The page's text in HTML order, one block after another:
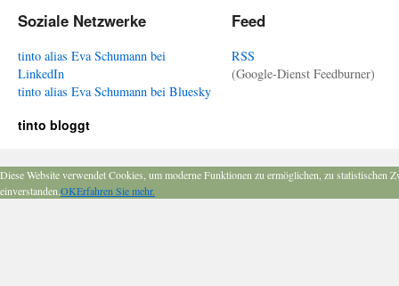
Soziale Netzwerke
tinto alias Eva Schumann bei
LinkedIn
tinto alias Eva Schumann bei Bluesky
Feed
RSS
(Google-Dienst Feedburner)
tinto bloggt
Diese Website verwendet Cookies, um moderne Funktionen zu ermöglichen, zu
einverstanden.OKErfahren Sie mehr.